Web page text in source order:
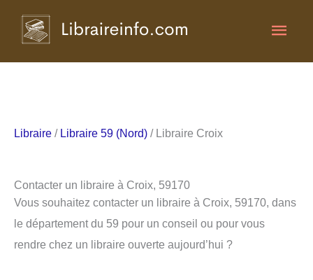
Libraire / Libraire 59 (Nord) / Libraire Croix
Contacter un libraire à Croix, 59170
Vous souhaitez contacter un libraire à Croix, 59170, dans
le département du 59 pour un conseil ou pour vous
rendre chez un libraire ouverte aujourd’hui ?